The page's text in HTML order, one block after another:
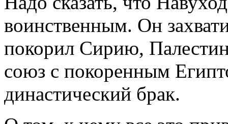
воинственным. Он
покорил Сирию,
союз с покоренным
династический брак.